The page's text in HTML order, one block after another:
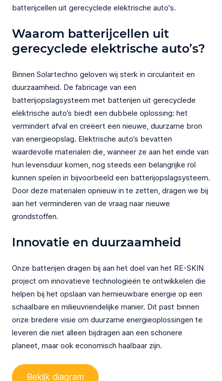
batterijcellen uit gerecyclede elektrische auto's.
Waarom batterijcellen uit
gerecyclede elektrische auto’s?
Binnen Solartechno geloven wij sterk in circulariteit en
duurzaamheid. De fabricage van een
batterijopslagsysteem met batterijen uit gerecyclede
elektrische auto’s biedt een dubbele oplossing: het
vermindert afval en creëert een nieuwe, duurzame bron
van energieopslag. Elektrische auto’s bevatten
waardevolle materialen die, wanneer ze aan het einde van
hun levensduur komen, nog steeds een belangrijke rol
kunnen spelen in bijvoorbeeld een batterijopslagsysteem.
Door deze materialen opnieuw in te zetten, dragen we bij
aan het verminderen van de vraag naar nieuwe
grondstoffen.
Innovatie en duurzaamheid
Onze batterijen dragen bij aan het doel van het RE-SKIN
project om innovatieve technologieën te ontwikkelen die
helpen bij het opslaan van hernieuwbare energie op een
schaalbare en milieuvriendelijke manier. Dit past binnen
onze bredere visie om duurzame energieoplossingen te
leveren die niet alleen bijdragen aan een schonere
planeet, maar ook economisch haalbaar zijn.
Bekijk diagram